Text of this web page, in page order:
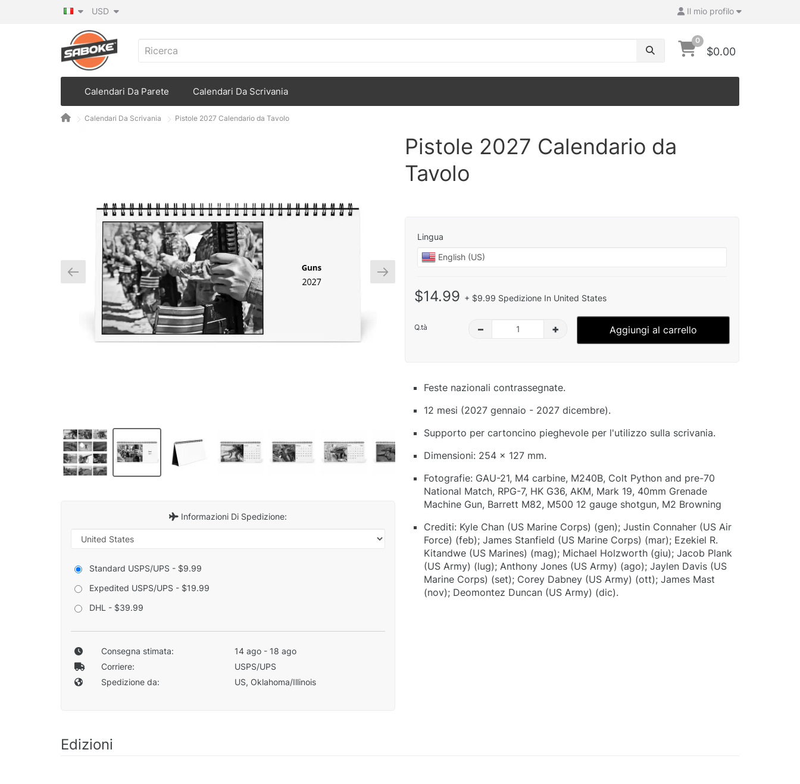
Il mio profilo
USD
0
$0.00
Calendari Da Parete Calendari Da Scrivania
Calendari Da Scrivania Pistole 2027 Calendario da Tavolo
Informazioni Di Spedizione:
Standard USPS/UPS - $9.99
Expedited USPS/UPS - $19.99
DHL - $39.99
Consegna stimata:
14 ago - 18 ago
Corriere:
USPS/UPS
Spedizione da:
US, Oklahoma/Illinois
Pistole 2027 Calendario da
Tavolo
Lingua
$14.99 + $9.99 Spedizione In United States
Q.tà – + Aggiungi al carrello
Feste nazionali contrassegnate.
12 mesi (2027 gennaio - 2027 dicembre).
Supporto per cartoncino pieghevole per l'utilizzo sulla scrivania.
Dimensioni: 254 x 127 mm.
Fotografie: GAU-21, M4 carbine, M240B, Colt Python and pre-70
National Match, RPG-7, HK G36, AKM, Mark 19, 40mm Grenade
Machine Gun, Barrett M82, M500 12 gauge shotgun, M2 Browning
Crediti: Kyle Chan (US Marine Corps) (gen); Justin Connaher (US Air
Force) (feb); James Stanfield (US Marine Corps) (mar); Ezekiel R.
Kitandwe (US Marines) (mag); Michael Holzworth (giu); Jacob Plank
(US Army) (lug); Anthony Jones (US Army) (ago); Jaylen Davis (US
Marine Corps) (set); Corey Dabney (US Army) (ott); James Mast
(nov); Deomontez Duncan (US Army) (dic).
Edizioni